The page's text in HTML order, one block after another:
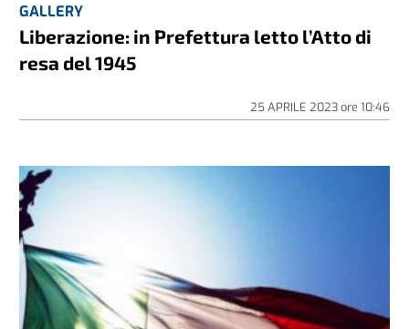
GALLERY
Liberazione: in Prefettura letto l’Atto di
resa del 1945
25 APRILE 2023ore 10:46